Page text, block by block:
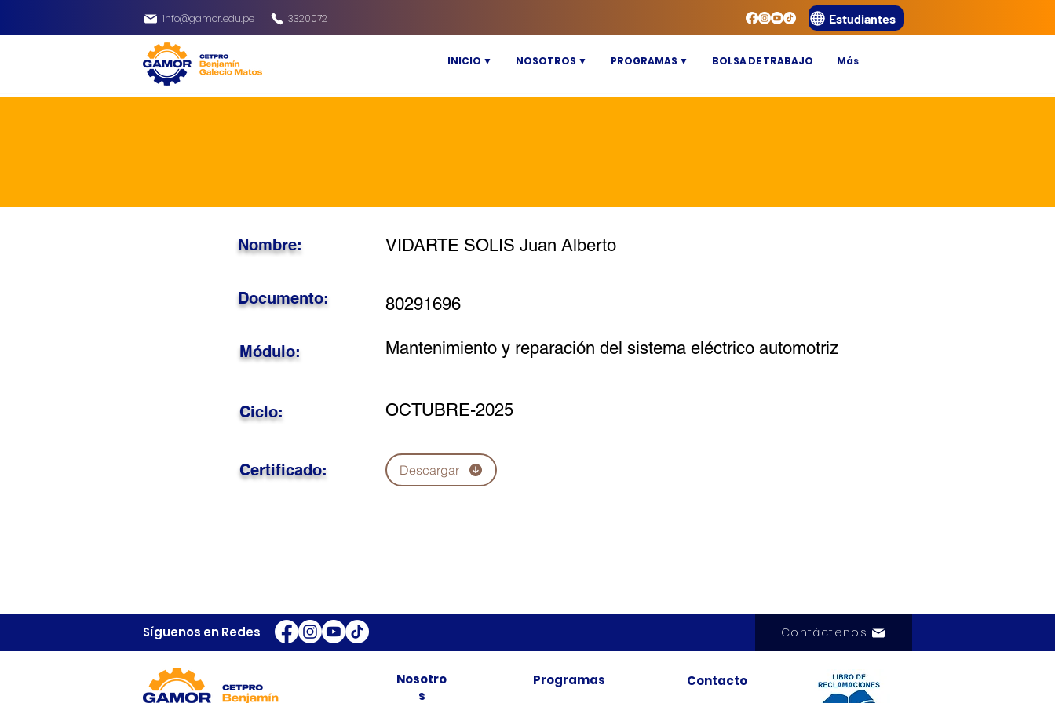
info@gamor.edu.pe 3320072 Estudiantes
INICIO ▼ NOSOTROS ▼ PROGRAMAS ▼ BOLSA DE TRABAJO Más
VIDARTE SOLIS Juan Alberto
Nombre:
80291696
Documento:
Mantenimiento y reparación del sistema eléctrico automotriz
Módulo:
OCTUBRE-2025
Ciclo:
Certificado: Descargar
Síguenos en Redes Contáctenos
Nosotro
s
Programas Contacto